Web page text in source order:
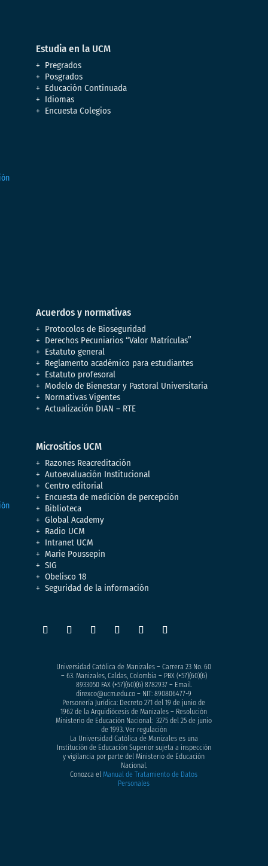
Estudia en la UCM
Pregrados
Posgrados
Educación Continuada
Idiomas
Encuesta Colegios
Acuerdos y normativas
Protocolos de Bioseguridad
Derechos Pecuniarios “Valor Matrículas”
Estatuto general
Reglamento académico para estudiantes
Estatuto profesoral
Modelo de Bienestar y Pastoral Universitaria
Normativas Vigentes
Actualización DIAN – RTE
Micrositios UCM
Razones Reacreditación
Autoevaluación Institucional
Centro editorial
Encuesta de medición de percepción
Biblioteca
Global Academy
Radio UCM
Intranet UCM
Marie Poussepin
SIG
Obelisco 18
Seguridad de la información
Universidad Católica de Manizales – Carrera 23 No. 60
– 63. Manizales, Caldas, Colombia – PBX (+57)(60)(6)
8933050FAX (+57)(60)(6) 8782937 – Email.
direxco@ucm.edu.co – NIT: 890806477-9
Personería Jurídica: Decreto 271 del 19 de junio de
1962 de la Arquidiócesis de Manizales – Resolución
Ministerio de Educación Nacional: 3275 del 25 de junio
de 1993. Ver regulación
La Universidad Católica de Manizales es una
Institución de Educación Superior sujeta a inspección
y vigilancia por parte del Ministerio de Educación
Nacional.
Conozca elManual de Tratamiento de Datos
Personales